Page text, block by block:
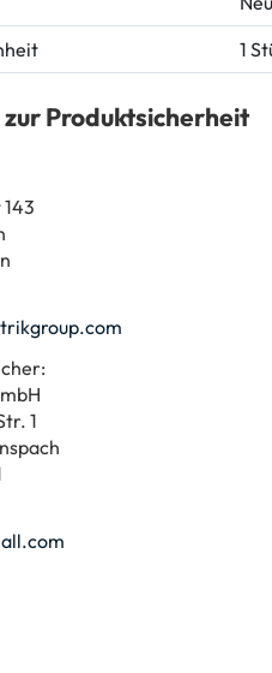
1
Produktsicherheit
1